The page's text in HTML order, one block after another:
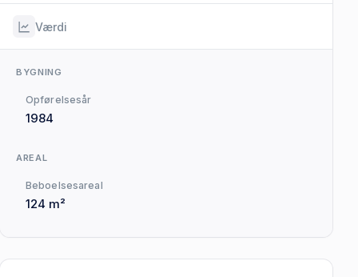
Værdi
BYGNING
Opførelsesår
1984
AREAL
Beboelsesareal
124 m²